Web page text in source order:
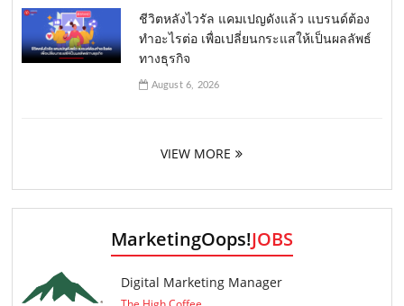
ชีวิตหลังไวรัล แคมเปญดังแล้ว แบรนด์ต้อง
ทำอะไรต่อ เพื่อเปลี่ยนกระแสให้เป็นผลลัพธ์
ทางธุรกิจ
August 6, 2026
VIEW MORE
MarketingOops!JOBS
Digital Marketing Manager